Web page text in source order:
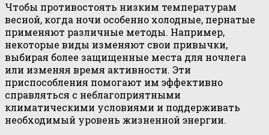
Чтобы противостоять низким температурам
весной, когда ночи особенно холодные, пернатые
применяют различные методы. Например,
некоторые виды изменяют свои привычки,
выбирая более защищенные места для ночлега
или изменяя время активности. Эти
приспособления помогают им эффективно
справляться с неблагоприятными
климатическими условиями и поддерживать
необходимый уровень жизненной энергии.